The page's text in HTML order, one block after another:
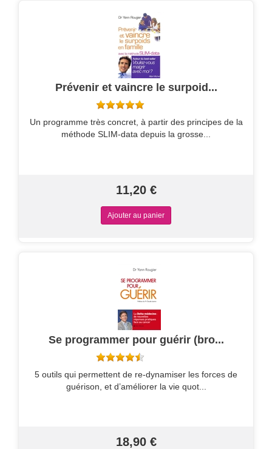
Prévenir et vaincre le surpoid...
Un programme très concret, à partir des principes de la
méthode SLIM-data depuis la grosse...
11,20 €
Se programmer pour guérir (bro...
5 outils qui permettent de re-dynamiser les forces de
guérison, et d’améliorer la vie quot...
18,90 €